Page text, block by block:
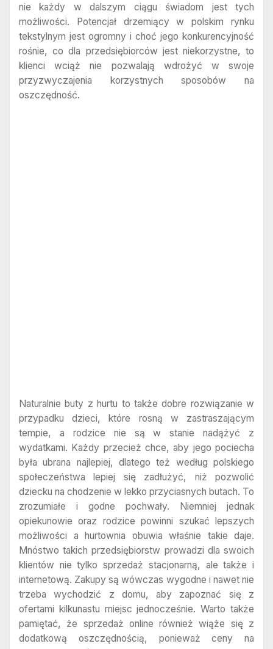
nie każdy w dalszym ciągu świadom jest tych
możliwości. Potencjał drzemiący w polskim rynku
tekstylnym jest ogromny i choć jego konkurencyjność
rośnie, co dla przedsiębiorców jest niekorzystne, to
klienci wciąż nie pozwalają wdrożyć w swoje
przyzwyczajenia korzystnych sposobów na
oszczędność.
Naturalnie buty z hurtu to także dobre rozwiązanie w
przypadku dzieci, które rosną w zastraszającym
tempie, a rodzice nie są w stanie nadążyć z
wydatkami. Każdy przecież chce, aby jego pociecha
była ubrana najlepiej, dlatego też według polskiego
społeczeństwa lepiej się zadłużyć, niż pozwolić
dziecku na chodzenie w lekko przyciasnych butach. To
zrozumiałe i godne pochwały. Niemniej jednak
opiekunowie oraz rodzice powinni szukać lepszych
możliwości a hurtownia obuwia właśnie takie daje.
Mnóstwo takich przedsiębiorstw prowadzi dla swoich
klientów nie tylko sprzedaż stacjonarną, ale także i
internetową. Zakupy są wówczas wygodne i nawet nie
trzeba wychodzić z domu, aby zapoznać się z
ofertami kilkunastu miejsc jednocześnie. Warto także
pamiętać, że sprzedaż online również wiąże się z
dodatkową oszczędnością, ponieważ ceny na